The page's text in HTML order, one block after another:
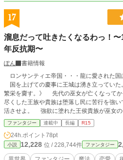
17
溜息だって吐きたくなるわっ！
年反抗期〜
ぽん
書籍情報
ロンサンティエ帝国・・・龍に愛された国
国を上げての慶事に王城は湧き立ってい
繁栄を齎す。》 先代の巫女が亡くなって
尽くした王族や貴族は堕落し民に苦行を
活させよ。 強欲に塗れた王侯貴族が巫女の
「面倒臭い・・・。」 これは、龍に愛された１人の娘が国を引っ掻き回す
お話。 100人の賢人にスキルを叩き込まれ
と口が悪いが、大好きな龍達と共に後宮を生き抜
ーーーーーーー 世界観は西洋と中華を織り交ぜたいと思います。 違和感を
感じる方がいらっしゃいましたら申し訳あ
ファンタジー 連載中 長編 R15
24h.ポイント 78pt
小説 12,228 位 / 228,744件 ファンタジー